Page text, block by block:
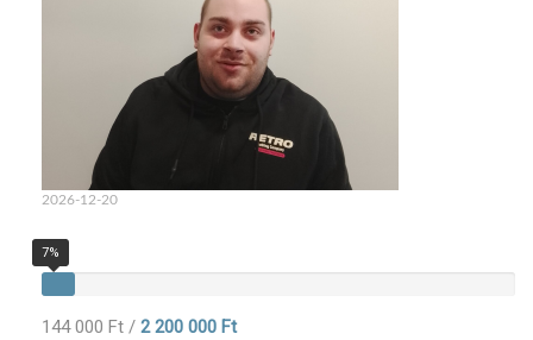
2026-12-20
7%
144 000 Ft / 2 200 000 Ft